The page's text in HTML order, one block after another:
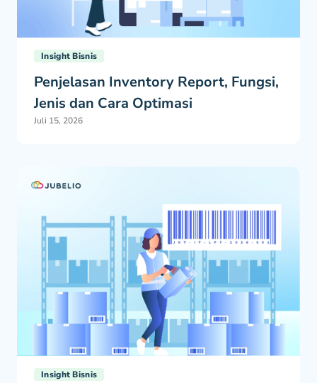
Insight Bisnis
Penjelasan Inventory Report, Fungsi,
Jenis dan Cara Optimasi
Juli 15, 2026
Insight Bisnis